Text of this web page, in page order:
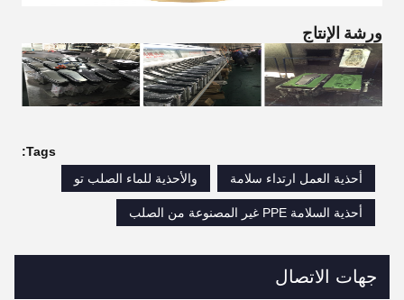
ورشة الإنتاج
Tags:
أحذية العمل ارتداء سلامة
والأحذية للماء الصلب تو
أحذية السلامة PPE غير المصنوعة من الصلب
جهات الاتصال